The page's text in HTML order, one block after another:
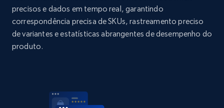
Home Depot US - Discover products by
specified UPC
URL, Domain, Country code, Model number,
2.1K+
precisos e dados em tempo real, garantindo
correspondência precisa de SKUs, rastreamento preciso
de variantes e estatísticas abrangentes de desempenho do
produto.